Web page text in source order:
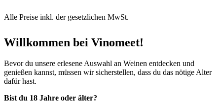
Alle Preise inkl. der gesetzlichen MwSt.
Willkommen bei Vinomeet!
Bevor du unsere erlesene Auswahl an Weinen entdecken und
genießen kannst, müssen wir sicherstellen, dass du das nötige Alter
dafür hast.
Bist du 18 Jahre oder älter?